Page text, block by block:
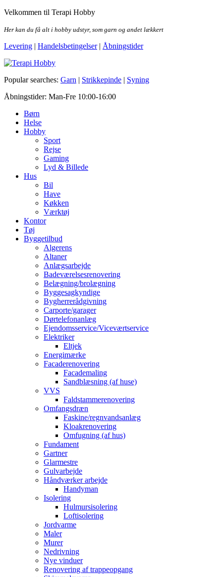
Skip
the
Velkommen til Terapi Hobby
Her kan du få alt i hobby udstyr, som garn og andet lækkert
Levering | Handelsbetingelser| Åbningstider
Terapi Hobby
Popular searches: Garn | Strikkepinde | Syning
Åbningstider: Man-Fre 10:00-16:00
Børn
Helse
Hobby
Sport
Rejse
Gaming
Lyd & Billede
Hus
Bil
Have
Køkken
Værktøj
Kontor
Tøj
Byggetilbud
Algerens
Altaner
Anlægsarbejde
Badeværelsesrenovering
Belægning/brolægning
Byggesagkyndige
Bygherrerådgivning
Carporte/garager
Dørtelefonanlæg
Ejendomsservice/Viceværtservice
Elektriker
Eltjek
Energimærke
Facaderenovering
Facademaling
Sandblæsning (af huse)
VVS
Faldstammerenovering
Omfangsdræn
Faskine/regnvandsanlæg
Kloakrenovering
Omfugning (af hus)
Fundament
Gartner
Glarmestre
Gulvarbejde
Håndværker arbejde
Handyman
Isolering
Hulmursisolering
Loftisolering
Jordvarme
Maler
Murer
Nedrivning
Nye vinduer
Renovering af trappeopgang